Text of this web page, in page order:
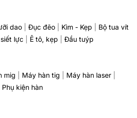
dao Đục đẽo Kìm - Kẹp
Bộ tua vít
lực Ê tô, kẹp Đầu tuýp
mig Máy hàn tig Máy hàn laser
Phụ kiện hàn